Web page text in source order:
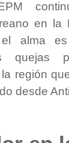
en la
alma
quejas
región
desde